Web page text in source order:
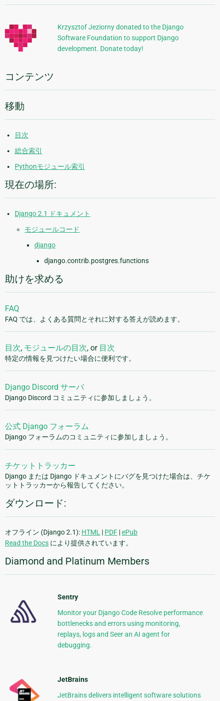
加
的
な
報
Krzysztof Jeziorny donated to the Django
Software Foundation to support Django
development. Donate today!
コンテンツ
移動
目次
総合索引
Pythonモジュール索引
現在の場所:
Django 2.1 ドキュメント
モジュールコード
django
django.contrib.postgres.functions
助けを求める
FAQ
FAQ では、よくある質問とそれに対する答えが読めます。
目次, モジュールの目次, or 目次
特定の情報を見つけたい場合に便利です。
Django Discord サーバ
Django Discord コミュニティに参加しましょう。
公式 Django フォーラム
Django フォーラムのコミュニティに参加しましょう。
チケットトラッカー
Django または Django ドキュメントにバグを見つけた場合は、チケ
ットトラッカーから報告してください。
ダウンロード:
オフライン (Django 2.1): HTML | PDF |ePub
Read the Docs により提供されています。
Diamond and Platinum Members
Sentry
Monitor your Django Code Resolve performance
bottlenecks and errors using monitoring,
replays, logs and Seer an AI agent for
debugging.
JetBrains
JetBrains delivers intelligent software solutions